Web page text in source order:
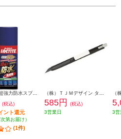
LOCTITE 超強力防水スプレー布用 長時間 DBL-380
(税込)
ント還元
第お届け）
(1件)
585円
(税込)
3営業日
3営